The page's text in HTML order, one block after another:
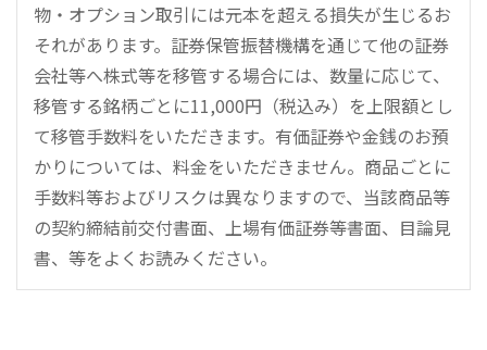
物・オプション取引には元本を超える損失が生じるお
それがあります。証券保管振替機構を通じて他の証券
会社等へ株式等を移管する場合には、数量に応じて、
移管する銘柄ごとに11,000円（税込み）を上限額とし
て移管手数料をいただきます。有価証券や金銭のお預
かりについては、料金をいただきません。商品ごとに
手数料等およびリスクは異なりますので、当該商品等
の契約締結前交付書面、上場有価証券等書面、目論見
書、等をよくお読みください。